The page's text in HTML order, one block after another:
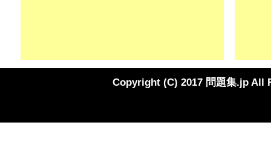
Copyright (C) 2017 問題集.jp All